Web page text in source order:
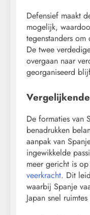
Defensief maakt
mogelijk,
tegenstanders
De twee
overgaan naar
georganiseerd
De formaties van
benadrukken
aanpak van
ingewikkelde
meer gericht is
veerkracht. Dit
waarbij Spanje
Japan snel